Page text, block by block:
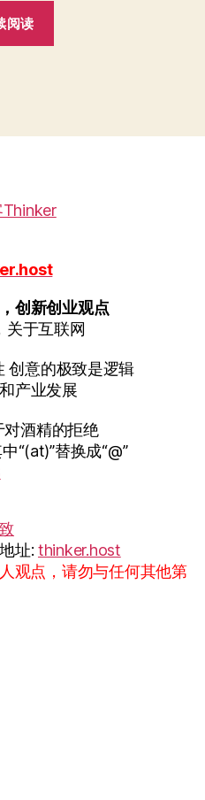
阅读
界”
创新创业观点
关于互联网
创意的极致是逻辑
产业发展
酒精的拒绝
“(at)”替换成“@”
地址: thinker.host
观点，请勿与任何其他第